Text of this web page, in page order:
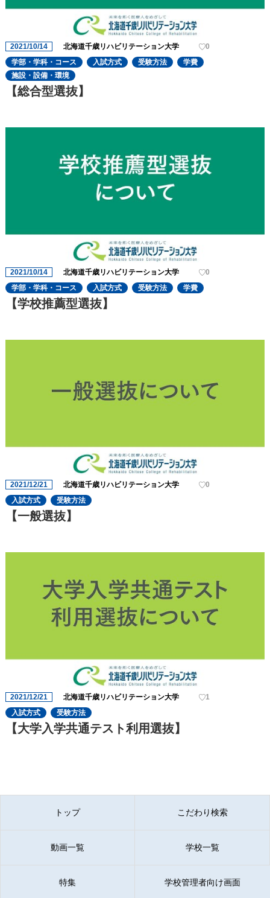
2021/10/14 北海道千歳リハビリテーション大学
0
学部・学科・コース
入試方式 受験方法
学費
施設・設備・環境
【総合型選抜】
2021/10/14 北海道千歳リハビリテーション大学
0
学部・学科・コース
入試方式 受験方法 学費
【学校推薦型選抜】
2021/12/21 北海道千歳リハビリテーション大学
0
入試方式
受験方法
【一般選抜】
2021/12/21 北海道千歳リハビリテーション大学
1
入試方式
受験方法
【大学入学共通テスト利用選抜】
トップ こだわり検索
動画一覧 学校一覧
特集 学校管理者向け画面